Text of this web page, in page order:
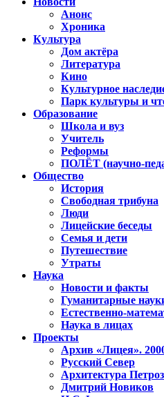
Анонс
Хроника
Культура
Дом актёра
Литература
Кино
Культурное
Парк культуры и
Образование
Школа и вуз
Учитель
Реформы
ПОЛЁТ (научно-
Общество
История
Свободная трибуна
Люди
Лицейские беседы
Семья и дети
Путешествие
Утраты
Наука
Новости и факты
Гуманитарные
Естественно-
Наука в лицах
Проекты
Архив «Лицея».
Русский Север
Архитектура
Дмитрий Новиков